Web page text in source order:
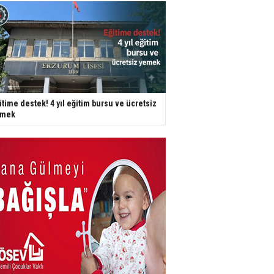
destek! 4 yıl eğitim bursu ve ücretsiz